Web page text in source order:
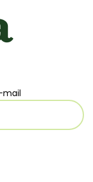
mail